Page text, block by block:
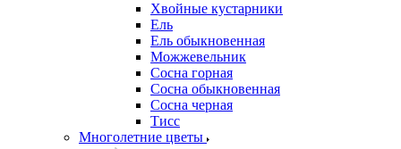
Хвойные кустарники
Ель
Ель обыкновенная
Можжевельник
Сосна горная
Сосна обыкновенная
Сосна черная
Тисс
Многолетние цветы